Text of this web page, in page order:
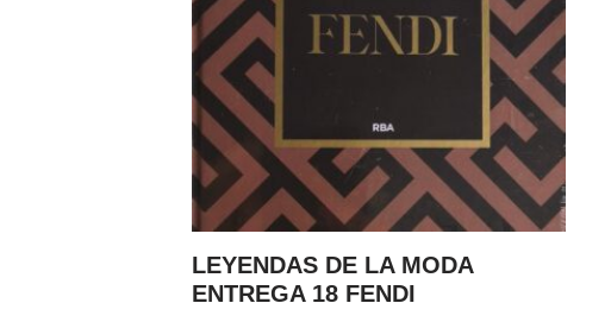
LEYENDAS DE LA MODA
ENTREGA 18 FENDI